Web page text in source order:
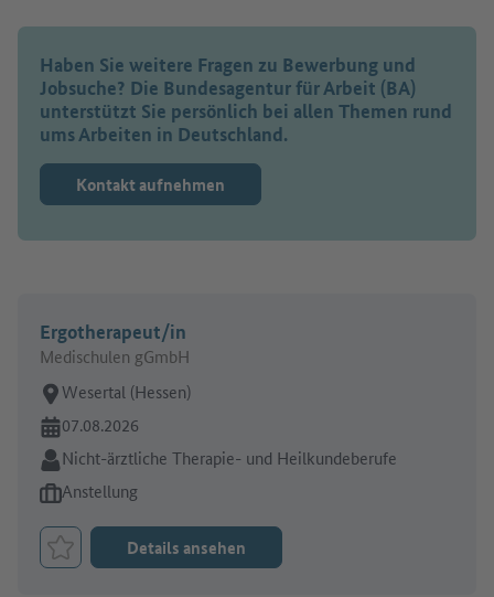
Haben Sie weitere Fragen zu Bewerbung und
Jobsuche? Die Bundesagentur für Arbeit (BA)
unterstützt Sie persönlich bei allen Themen rund
ums Arbeiten in Deutschland.
Kontakt aufnehmen
Ergotherapeut/in
Medischulen gGmbH
Arbeitsort:
Wesertal (Hessen)
Online seit:
07.08.2026
Branche:
Nicht-ärztliche Therapie- und Heilkundeberufe
Art des Jobangebots:
Anstellung
Job merken
Details ansehen